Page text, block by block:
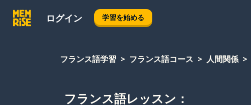
ログイン 学習を始める
フランス語学習 フランス語コース 人間関係
フランス語レッスン：